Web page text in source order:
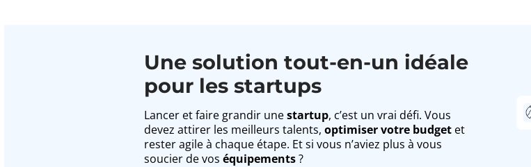
Une solution tout-en-un idéale
pour les startups
Lancer et faire grandir unestartup, c’est un vrai défi. Vous
devez attirer les meilleurs talents, optimiser votre budget et
rester agile à chaque étape. Et si vous n’aviez plus à vous
soucier de vos équipements?